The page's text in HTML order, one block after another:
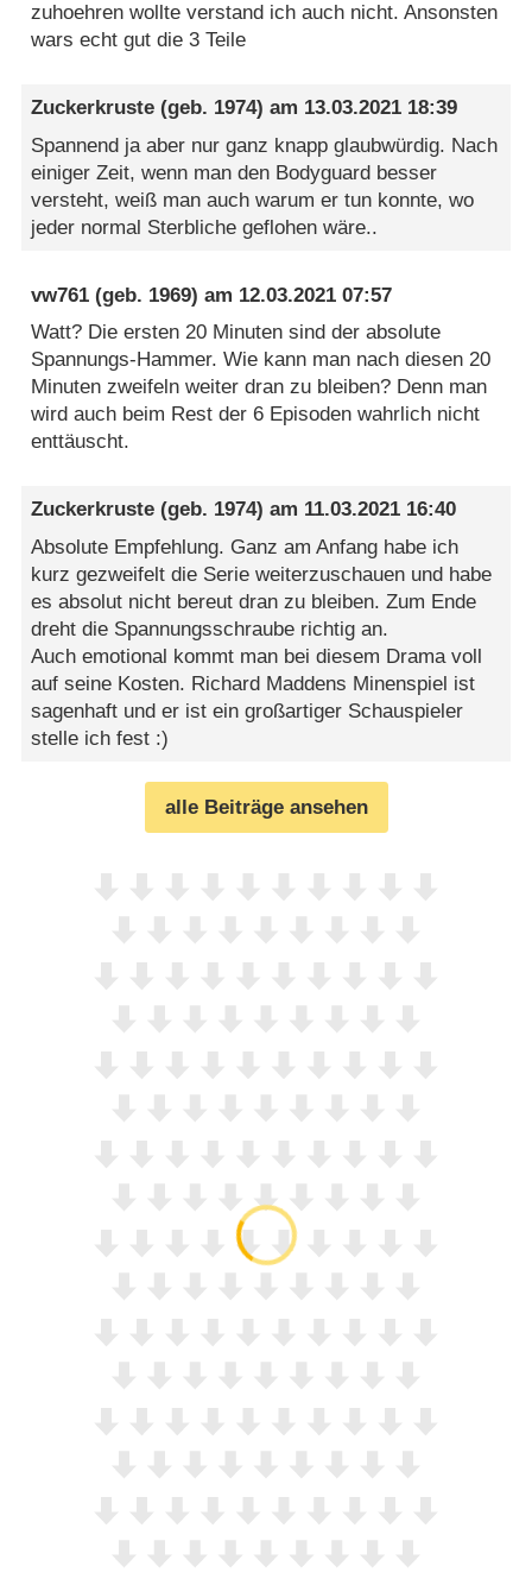
zuhoehren wollte verstand ich auch nicht. Ansonsten
wars echt gut die 3 Teile
Zuckerkruste (geb. 1974) am 13.03.2021 18:39
Spannend ja aber nur ganz knapp glaubwürdig. Nach
einiger Zeit, wenn man den Bodyguard besser
versteht, weiß man auch warum er tun konnte, wo
jeder normal Sterbliche geflohen wäre..
vw761 (geb. 1969) am 12.03.2021 07:57
Watt? Die ersten 20 Minuten sind der absolute
Spannungs-Hammer. Wie kann man nach diesen 20
Minuten zweifeln weiter dran zu bleiben? Denn man
wird auch beim Rest der 6 Episoden wahrlich nicht
enttäuscht.
Zuckerkruste (geb. 1974) am 11.03.2021 16:40
Absolute Empfehlung. Ganz am Anfang habe ich
kurz gezweifelt die Serie weiterzuschauen und habe
es absolut nicht bereut dran zu bleiben. Zum Ende
dreht die Spannungsschraube richtig an.
Auch emotional kommt man bei diesem Drama voll
auf seine Kosten. Richard Maddens Minenspiel ist
sagenhaft und er ist ein großartiger Schauspieler
stelle ich fest :)
alle Beiträge ansehen